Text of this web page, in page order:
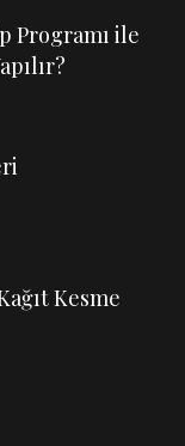
Programı ile
Kesme